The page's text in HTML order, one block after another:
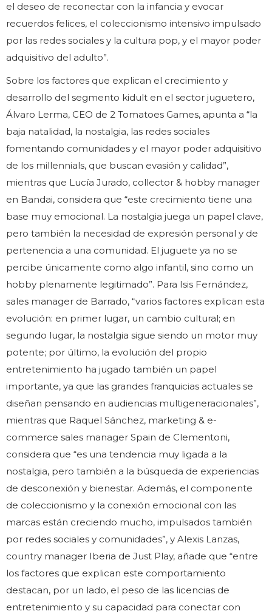
el deseo de reconectar con la infancia y evocar
recuerdos felices, el coleccionismo intensivo impulsado
por las redes sociales y la cultura pop, y el mayor poder
adquisitivo del adulto”.
Sobre los factores que explican el crecimiento y
desarrollo del segmento kidult en el sector juguetero,
Álvaro Lerma, CEO de 2 Tomatoes Games, apunta a “la
baja natalidad, la nostalgia, las redes sociales
fomentando comunidades y el mayor poder adquisitivo
de los millennials, que buscan evasión y calidad”,
mientras que Lucía Jurado, collector & hobby manager
en Bandai, considera que “este crecimiento tiene una
base muy emocional. La nostalgia juega un papel clave,
pero también la necesidad de expresión personal y de
pertenencia a una comunidad. El juguete ya no se
percibe únicamente como algo infantil, sino como un
hobby plenamente legitimado”. Para Isis Fernández,
sales manager de Barrado, “varios factores explican esta
evolución: en primer lugar, un cambio cultural; en
segundo lugar, la nostalgia sigue siendo un motor muy
potente; por último, la evolución del propio
entretenimiento ha jugado también un papel
importante, ya que las grandes franquicias actuales se
diseñan pensando en audiencias multigeneracionales”,
mientras que Raquel Sánchez, marketing & e-
commerce sales manager Spain de Clementoni,
considera que “es una tendencia muy ligada a la
nostalgia, pero también a la búsqueda de experiencias
de desconexión y bienestar. Además, el componente
de coleccionismo y la conexión emocional con las
marcas están creciendo mucho, impulsados también
por redes sociales y comunidades”, y Alexis Lanzas,
country manager Iberia de Just Play, añade que “entre
los factores que explican este comportamiento
destacan, por un lado, el peso de las licencias de
entretenimiento y su capacidad para conectar con